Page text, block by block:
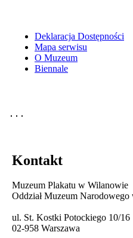
Deklaracja Dostępności
Mapa serwisu
O Muzeum
Biennale
Kontakt
Muzeum Plakatu w Wilanowie
Oddział Muzeum Narodowego
ul. St. Kostki Potockiego 10/16
02-958 Warszawa